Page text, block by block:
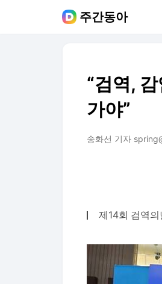
주간동아
“검역,
가야”
송화선 기자
제14회 검역